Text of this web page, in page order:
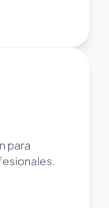
para